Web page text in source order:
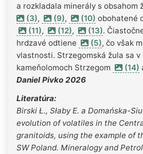
a rozkladala minerály s
(3), (9), (10) obohatené
(11), (12), (13).
hrdzavé odtiene
(5), čo však
vlastnosti. Strzegomská žula sa
kameňolomoch Strzegom
(14)
Daniel Pivko 2026
Literatúra:
Birski Ł., Słaby E. a Domańska-
evolution of volatiles in the
granitoids, using the example of
SW Poland. Mineralogy and